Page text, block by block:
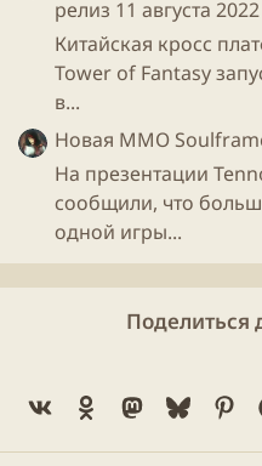
релиз 11 августа 2022
Китайская кросс
Tower of Fantasy
в...
Новая ММО
На презентации
сообщили, что
одной игры...
Поделиться
Vk Ok Mastodon
Bluesky